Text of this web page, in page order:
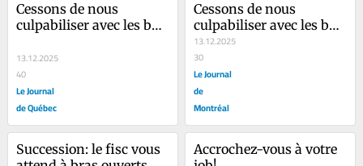
Cessons de nous
culpabiliser avec les bas
13.12.2025
40
Le Journal
de Québec
Cessons de nous
culpabiliser avec les bas
tarifs!
13.12.2025
30
Le Journal
de
Montréal
Succession: le fisc vous
Accrochez-vous à votre